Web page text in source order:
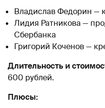
Владислав Федорин —
Лидия Ратникова —
Сбербанка
Григорий Коченов —
Длительность и
600 рублей.
Плюсы: